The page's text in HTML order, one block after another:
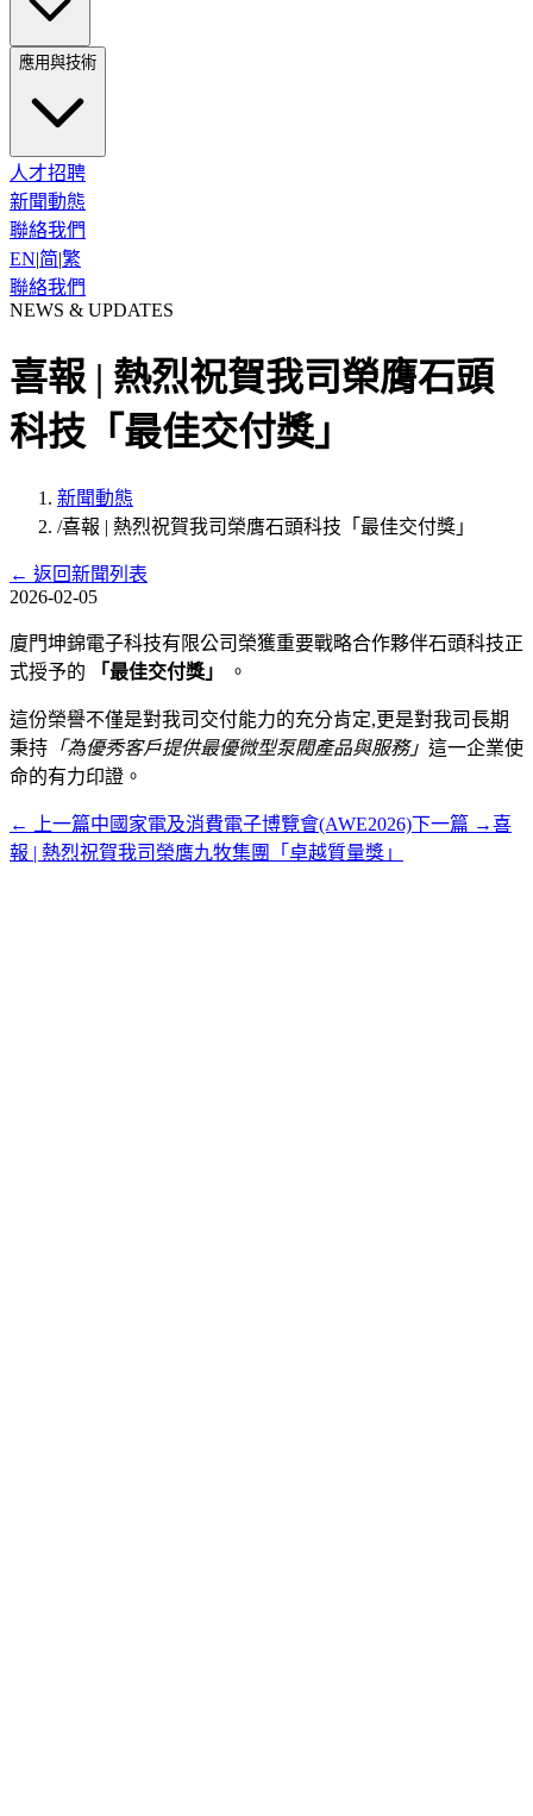
應用與技術
人才招聘
新聞動態
聯絡我們
EN|简|繁
聯絡我們
NEWS & UPDATES
喜報 | 熱烈祝賀我司榮膺石頭
科技「最佳交付獎」
新聞動態
/喜報 | 熱烈祝賀我司榮膺石頭科技「最佳交付獎」
← 返回新聞列表
2026-02-05
廈門坤錦電子科技有限公司榮獲重要戰略合作夥伴石頭科技正
式授予的
「最佳交付獎」 。
這份榮譽不僅是對我司交付能力的充分肯定,更是對我司長期
秉持 「為優秀客戶提供最優微型泵閥產品與服務」 這一企業使
命的有力印證。
← 上一篇中國家電及消費電子博覽會(AWE2026)下一篇 →喜
報 | 熱烈祝賀我司榮膺九牧集團「卓越質量獎」